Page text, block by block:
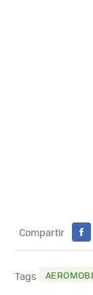
Compartir
Tags